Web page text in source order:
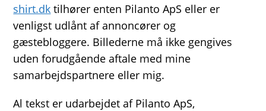
shirt.dk tilhører enten Pilanto ApS eller er
venligst udlånt af annoncører og
gæstebloggere. Billederne må ikke gengives
uden forudgående aftale med mine
samarbejdspartnere eller mig.
Al tekst er udarbejdet af Pilanto ApS,